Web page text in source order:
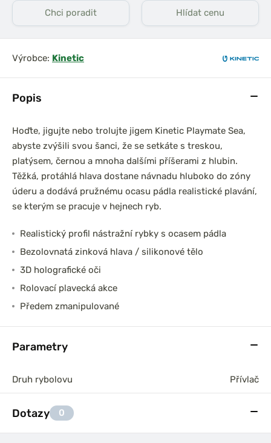
Popis
Hoďte, jigujte nebo trolujte jigem Kinetic Playmate Sea,
abyste zvýšili svou šanci, že se setkáte s treskou,
platýsem, černou a mnoha dalšími příšerami z hlubin.
Těžká, protáhlá hlava dostane návnadu hluboko do zóny
úderu a dodává pružnému ocasu pádla realistické plavání,
se kterým se pracuje v hejnech ryb.
Realistický profil nástražní rybky s ocasem pádla
Bezolovnatá zinková hlava / silikonové tělo
3D holografické oči
Rolovací plavecká akce
Předem zmanipulované
Parametry
Druh rybolovu Přívlač
Dotazy 0
Chci poradit Hlídat cenu
Výrobce: Kinetic